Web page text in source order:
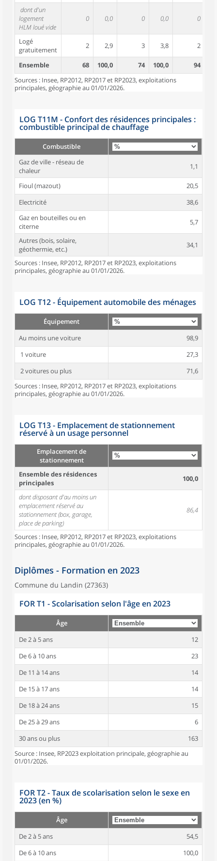
dont d'un
logement
HLM loué vide
0 0,0 0 0,0 0
Logé
gratuitement
2 2,9 3 3,8 2
Ensemble 68 100,0 74 100,0 94
Sources : Insee, RP2012, RP2017 et RP2023, exploitations
principales, géographie au 01/01/2026.
LOG T11M - Confort des résidences principales :
combustible principal de chauffage
Combustible
Gaz de ville - réseau de
chaleur
1,1
Fioul (mazout)
20,5
Electricité
38,6
Gaz en bouteilles ou en
citerne
5,7
Autres (bois, solaire,
géothermie, etc.)
34,1
Sources : Insee, RP2012, RP2017 et RP2023, exploitations
principales, géographie au 01/01/2026.
LOG T12 - Équipement automobile des ménages
Équipement
Au moins une voiture
98,9
1 voiture
27,3
2 voitures ou plus
71,6
Sources : Insee, RP2012, RP2017 et RP2023, exploitations
principales, géographie au 01/01/2026.
LOG T13 - Emplacement de stationnement
réservé à un usage personnel
Emplacement de
stationnement
Ensemble des résidences
principales
100,0
dont disposant d'au moins un
emplacement réservé au
stationnement (box, garage,
place de parking)
86,4
Sources : Insee, RP2012, RP2017 et RP2023, exploitations
principales, géographie au 01/01/2026.
Diplômes - Formation en 2023
Commune du Landin (27363)
FOR T1 - Scolarisation selon l'âge en 2023
Âge
De 2 à 5 ans
12
De 6 à 10 ans
23
De 11 à 14 ans
14
De 15 à 17 ans
14
De 18 à 24 ans
15
De 25 à 29 ans
6
30 ans ou plus
163
Source : Insee, RP2023 exploitation principale, géographie au
01/01/2026.
FOR T2 - Taux de scolarisation selon le sexe en
2023 (en %)
Âge
De 2 à 5 ans
54,5
De 6 à 10 ans
100,0